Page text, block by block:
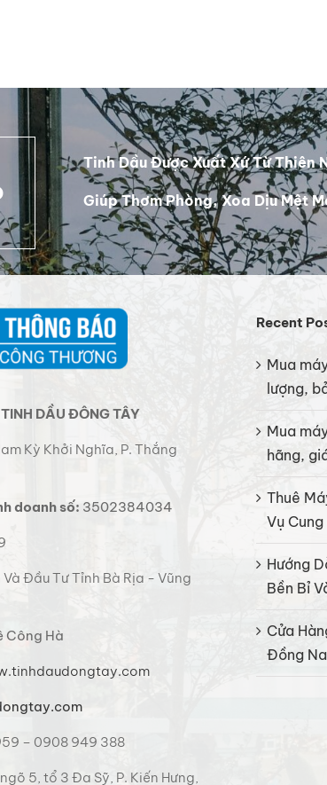
Tinh Dầu Được Xuất Xứ Từ Thiên
Giúp Thơm Phòng, Xoa Dịu Mệt
DẦU ĐÔNG TÂY
Kỳ Khởi Nghĩa, P. Thắng
doanh số: 3502384034
Và Đầu Tư Tỉnh Bà Rịa - Vũng
Công Hà
– 0908 949 388
5, tổ 3 Đa Sỹ, P. Kiến Hưng,
Recent
Mua
lượng,
Mua
hãng,
Thuê
Vụ
Hướng
Bền Bỉ
Cửa
Đồng